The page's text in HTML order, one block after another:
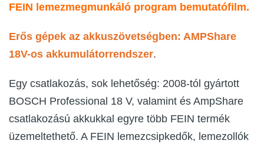
FEIN lemezmegmunkáló program bemutatófilm.
Erős gépek az akkuszövetségben: AMPShare
18V-os akkumulátorrendszer.
Egy csatlakozás, sok lehetőség: 2008-tól gyártott
BOSCH Professional 18 V, valamint és AmpShare
csatlakozású akkukkal egyre több FEIN termék
üzemeltethető. A FEIN lemezcsipkedők, lemezollók